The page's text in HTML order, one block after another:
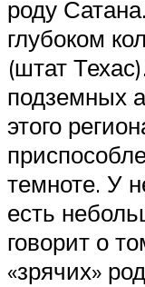
роду
глубоком
(штат
подземных
этого
темноте. У
есть
говорит о
«зрячих»